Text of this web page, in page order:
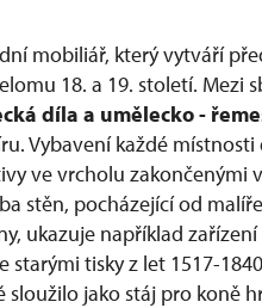
mobiliář, který vytváří
18. a 19. století. Mezi
díla a umělecko -
Vybavení každé
ve vrcholu zakončenými
stěn, pocházející od malíře
ukazuje například
tisky z let 1517-
sloužilo jako stáj pro koně